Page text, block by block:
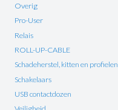
Overig
Pro-User
Relais
ROLL-UP-CABLE
Schadeherstel, kitten en profielen
Schakelaars
USB contactdozen